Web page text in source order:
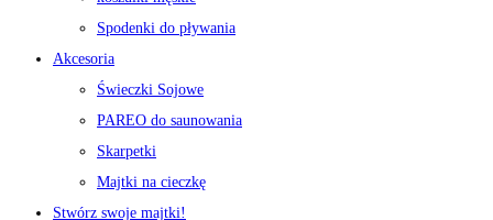
Spodenki do pływania
Akcesoria
Świeczki Sojowe
PAREO do saunowania
Skarpetki
Majtki na cieczkę
Stwórz swoje majtki!